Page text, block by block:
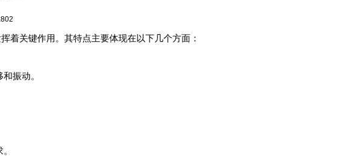
着关键作用。其特点主要体现在以下几个方面：
振动。